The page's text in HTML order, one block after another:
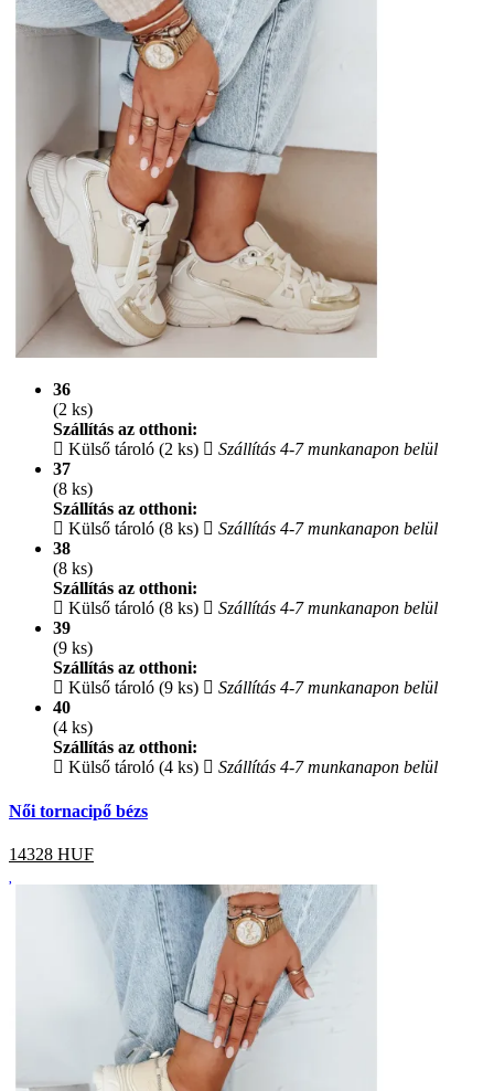
36
(2 ks)
Szállítás az otthoni:
Külső tároló (2 ks)
Szállítás 4-7 munkanapon belül
37
(8 ks)
Szállítás az otthoni:
Külső tároló (8 ks)
Szállítás 4-7 munkanapon belül
38
(8 ks)
Szállítás az otthoni:
Külső tároló (8 ks)
Szállítás 4-7 munkanapon belül
39
(9 ks)
Szállítás az otthoni:
Külső tároló (9 ks)
Szállítás 4-7 munkanapon belül
40
(4 ks)
Szállítás az otthoni:
Külső tároló (4 ks)
Szállítás 4-7 munkanapon belül
Női tornacipő bézs
14328 HUF